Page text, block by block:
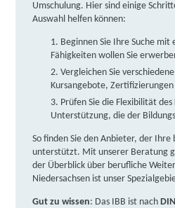
Learning Digital (LDE) GmbH
weitere
IBB Hildesheim | IBB
weitere
its digital akademie GmbH |
Hildesheim Partner
Umschulung. Hier sind einige
Auswahl helfen können:​
Beginnen Sie Ihre Suche
Fähigkeiten wollen Sie
Vergleichen Sie
Kursangebote,
Prüfen Sie die Flexibilität
Unterstützung, die der
So finden Sie den Anbieter, der
unterstützt. Mit unserer Beratung
der Überblick über berufliche
Niedersachsen ist unser
Gut zu wissen: Das IBB ist nach